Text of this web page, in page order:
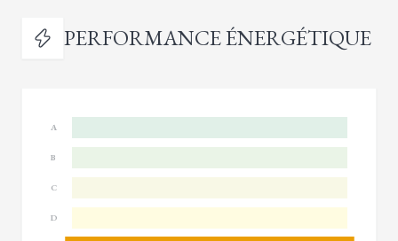
PERFORMANCE ÉNERGÉTIQUE
A
B
C
D